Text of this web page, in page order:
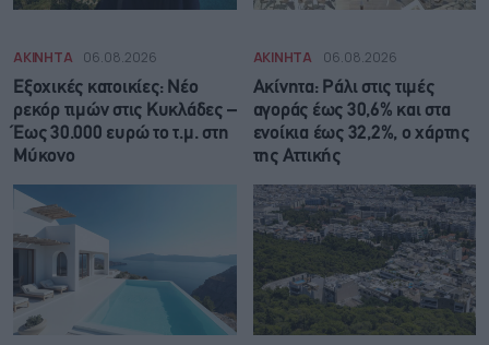
ΑΚΙΝΗΤΑ 06.08.2026
Εξοχικές κατοικίες: Νέο
ρεκόρ τιμών στις Κυκλάδες –
Έως 30.000 ευρώ το τ.μ. στη
Μύκονο
ΑΚΙΝΗΤΑ 06.08.2026
Ακίνητα: Ράλι στις τιμές
αγοράς έως 30,6% και στα
ενοίκια έως 32,2%, ο χάρτης
της Αττικής